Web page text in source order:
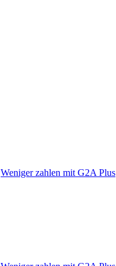
Weniger zahlen mit G2A Plus